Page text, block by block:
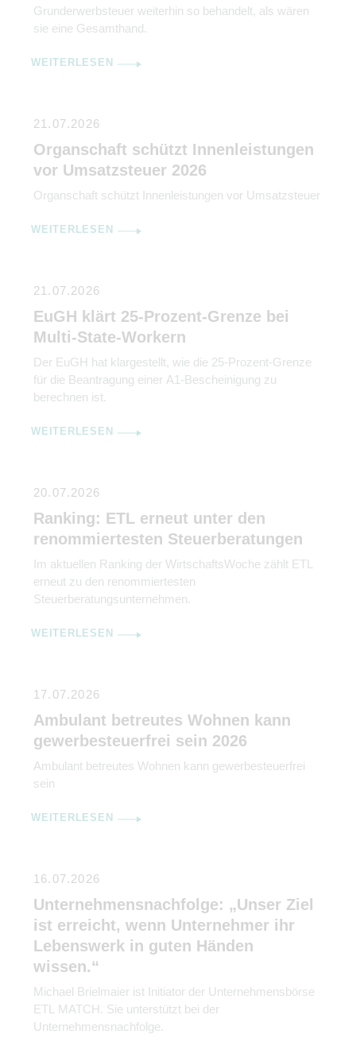
Grunderwerbsteuer weiterhin so behandelt, als wären
sie eine Gesamthand.
WEITERLESEN
21.07.2026
Organschaft schützt Innenleistungen
vor Umsatzsteuer 2026
Organschaft schützt Innenleistungen vor Umsatzsteuer
WEITERLESEN
21.07.2026
EuGH klärt 25-Prozent-Grenze bei
Multi-State-Workern
Der EuGH hat klargestellt, wie die 25-Prozent-Grenze
für die Beantragung einer A1-Bescheinigung zu
berechnen ist.
WEITERLESEN
20.07.2026
Ranking: ETL erneut unter den
renommiertesten Steuerberatungen
Im aktuellen Ranking der WirtschaftsWoche zählt ETL
erneut zu den renommiertesten
Steuerberatungsunternehmen.
WEITERLESEN
17.07.2026
Ambulant betreutes Wohnen kann
gewerbesteuerfrei sein 2026
Ambulant betreutes Wohnen kann gewerbesteuerfrei
sein
WEITERLESEN
16.07.2026
Unternehmensnachfolge: „Unser Ziel
ist erreicht, wenn Unternehmer ihr
Lebenswerk in guten Händen
wissen.“
Michael Brielmaier ist Initiator der Unternehmensbörse
ETL MATCH. Sie unterstützt bei der
Unternehmensnachfolge.